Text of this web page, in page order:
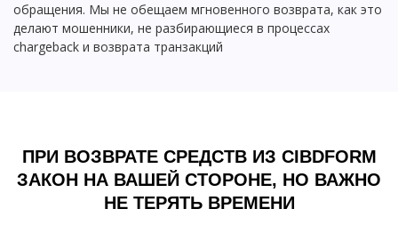
обращения. Мы не обещаем мгновенного возврата, как это
делают мошенники, не разбирающиеся в процессах
chargeback и возврата транзакций
ПРИ ВОЗВРАТЕ СРЕДСТВ ИЗ CIBDFORM
ЗАКОН НА ВАШЕЙ СТОРОНЕ, НО ВАЖНО
НЕ ТЕРЯТЬ ВРЕМЕНИ